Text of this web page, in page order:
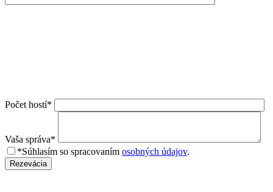
Počet hostí*
Vaša správa*
*Súhlasím so spracovaním osobných údajov.
Rezevácia